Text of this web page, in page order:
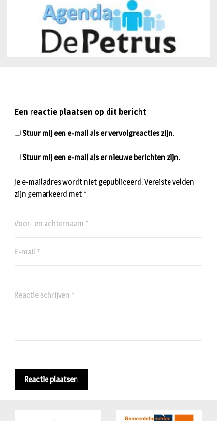
Een reactie plaatsen op dit bericht
Je e-mailadres wordt niet gepubliceerd.Vereiste velden
zijn gemarkeerd met *
Stuur mij een e-mail als er vervolgreacties zijn.
Stuur mij een e-mail als er nieuwe berichten zijn.